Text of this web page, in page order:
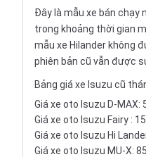
Đây là mẫu xe bán chạy
trong khoảng thời gian
mẫu xe Hilander không
phiên bản cũ vẫn được
Bảng giá xe Isuzu cũ
Giá xe oto Isuzu D-MAX:
Giá xe oto Isuzu Fairy :
Giá xe oto Isuzu Hi
Giá xe oto Isuzu MU-X: